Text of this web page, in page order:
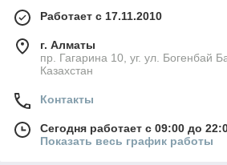
Работает с 17.11.2010
г. Алматы
пр. Гагарина 10, уг. ул. Богенбай
Казахстан
Контакты
Сегодня работает с 09:00 до
Показать весь график работы